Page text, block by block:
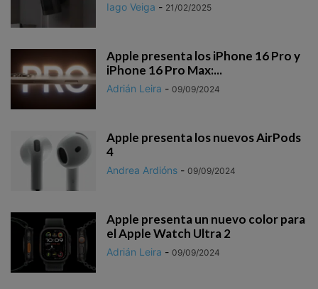
Iago Veiga - 21/02/2025
Apple presenta los iPhone 16 Pro y
iPhone 16 Pro Max:...
Adrián Leira - 09/09/2024
Apple presenta los nuevos AirPods
4
Andrea Ardións - 09/09/2024
Apple presenta un nuevo color para
el Apple Watch Ultra 2
Adrián Leira - 09/09/2024